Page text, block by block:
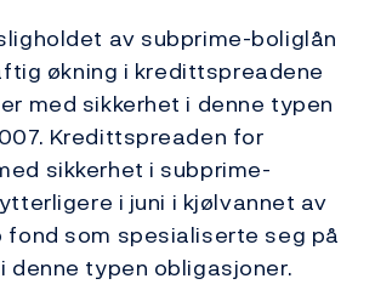
av subprime-boliglån
økning i kredittspreadene
med sikkerhet i denne typen
Kredittspreaden for
sikkerhet i subprime-
i juni i kjølvannet av
fond som spesialiserte seg på
denne typen obligasjoner.